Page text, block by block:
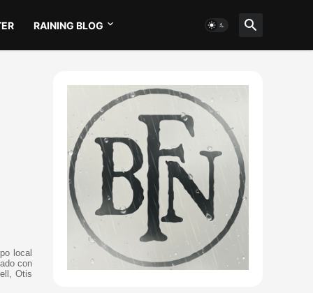
RAINING BLOG
local
con
Otis